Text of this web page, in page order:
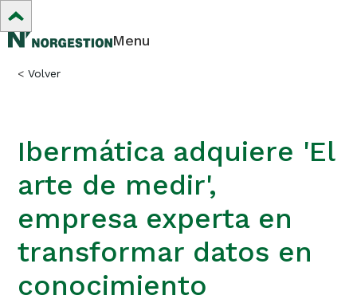
Menu
< Volver
Ibermática adquiere 'El
arte de medir',
empresa experta en
transformar datos en
conocimiento